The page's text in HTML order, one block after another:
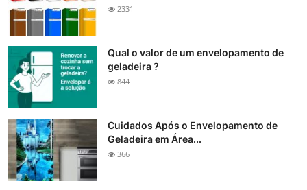
2331
Qual o valor de um envelopamento de
geladeira ?
844
Cuidados Após o Envelopamento de
Geladeira em Área...
366